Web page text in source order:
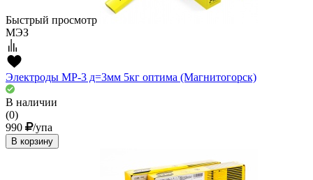
Быстрый просмотр
МЭЗ
Электроды МР-3 д=3мм 5кг оптима (Магнитогорск)
В наличии
(0)
990
/упа
В корзину